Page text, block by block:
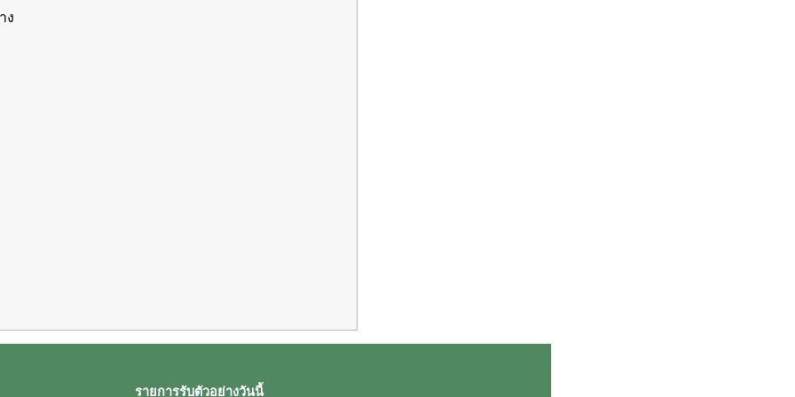
ง
รายการรับตัวอย่างวันนี้